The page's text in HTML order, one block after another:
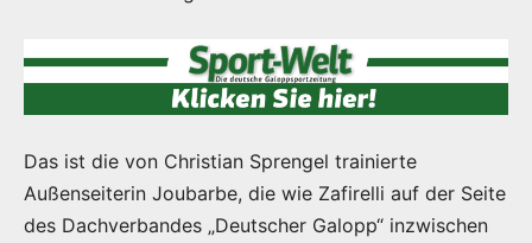
Das ist die von Christian Sprengel trainierte
Außenseiterin Joubarbe, die wie Zafirelli auf der Seite
des Dachverbandes „Deutscher Galopp“ inzwischen